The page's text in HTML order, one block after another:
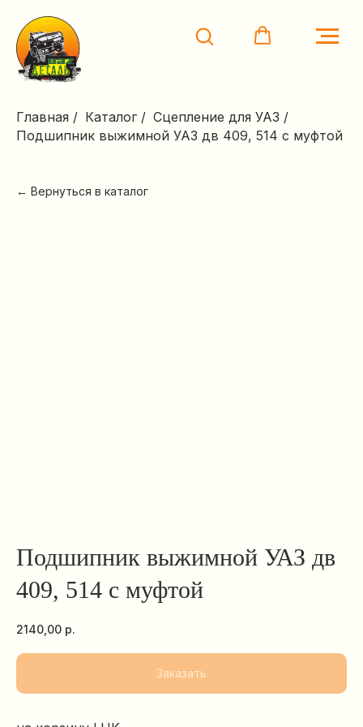
Главная / Каталог / Сцепление для УАЗ /
Подшипник выжимной УАЗ дв 409, 514 с муфтой
← Вернуться в каталог
Подшипник выжимной УАЗ дв
409, 514 с муфтой
2140,00 р.
Заказать